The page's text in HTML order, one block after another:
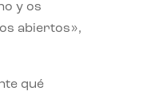
y os
abiertos»,
qué